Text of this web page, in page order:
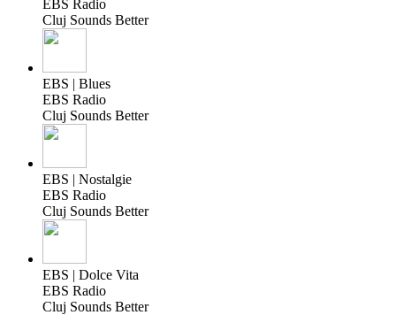
EBS Radio
Cluj Sounds Better
EBS | Blues
EBS Radio
Cluj Sounds Better
EBS | Nostalgie
EBS Radio
Cluj Sounds Better
EBS | Dolce Vita
EBS Radio
Cluj Sounds Better